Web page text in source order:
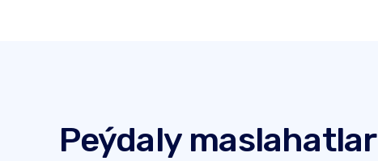
Peýdaly maslahatlar